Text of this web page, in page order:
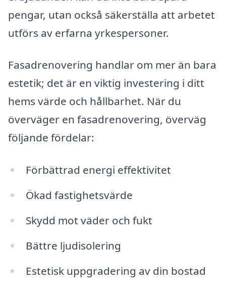
pengar, utan också säkerställa att arbetet
utförs av erfarna yrkespersoner.
Fasadrenovering handlar om mer än bara
estetik; det är en viktig investering i ditt
hems värde och hållbarhet. När du
överväger en fasadrenovering, överväg
följande fördelar:
Förbättrad energi effektivitet
Ökad fastighetsvärde
Skydd mot väder och fukt
Bättre ljudisolering
Estetisk uppgradering av din bostad